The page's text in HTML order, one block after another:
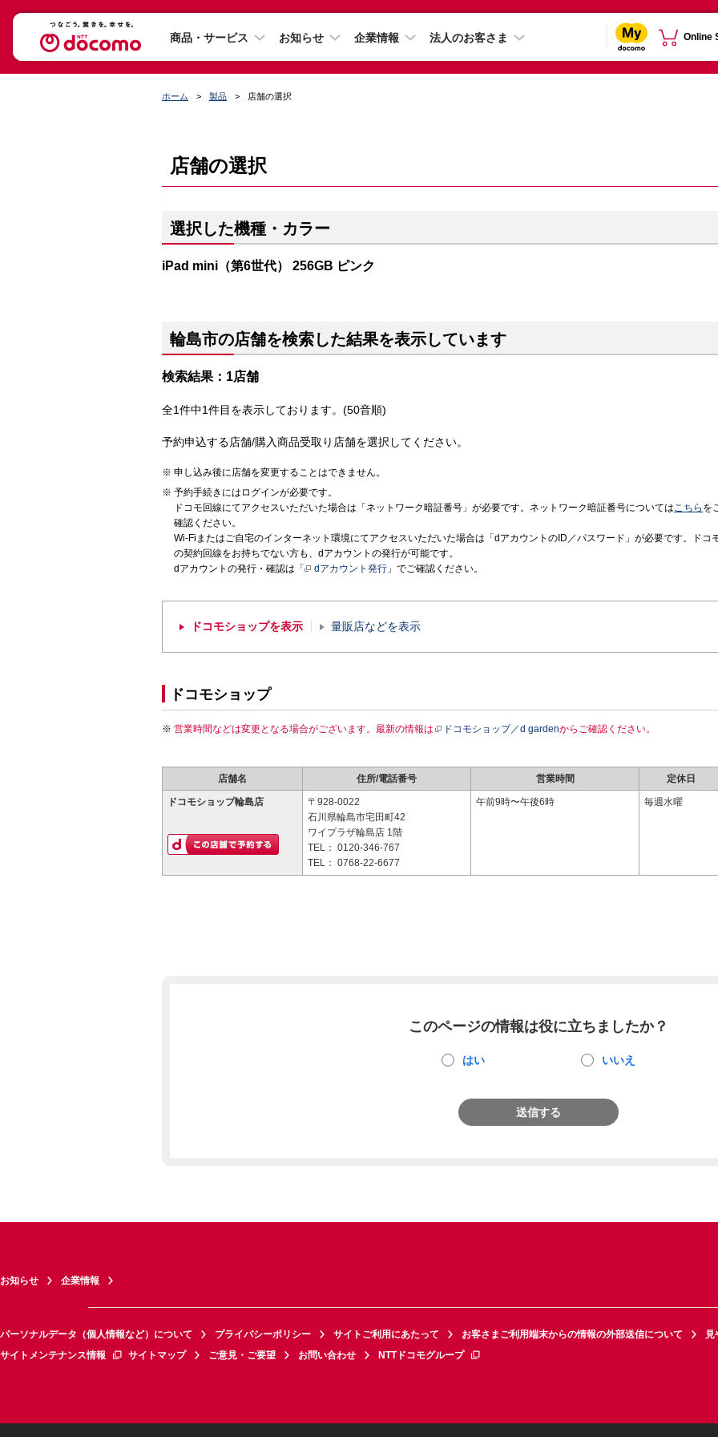
商品・サービス お知らせ 企業情報 法人のお客さま Online
ホーム 製品 店舗の選択
店舗の選択
選択した機種・カラー
iPad mini（第6世代） 256GB ピンク
輪島市の店舗を検索した結果を表示しています
検索結果：1店舗
全1件中1件目を表示しております。(50音順)
予約申込する店舗/購入商品受取り店舗を選択してください。
申し込み後に店舗を変更することはできません。
予約手続きにはログインが必要です。
ドコモ回線にてアクセスいただいた場合は「ネットワーク暗証番号」が必要です。ネットワーク暗証番号についてはこちら を
確認ください。
Wi-Fiまたはご自宅のインターネット環境にてアクセスいただいた場合は「dアカウントのID／パスワード」が必要です。ドコ
の契約回線をお持ちでない方も、dアカウントの発行が可能です。
dアカウントの発行・確認は「
dアカウント発行 」でご確認ください。
ドコモショップを表示 量販店などを表示
ドコモショップ
営業時間などは変更となる場合がございます。最新の情報は ドコモショップ／d gardenからご確認ください。
店舗名 住所/電話番号 営業時間 定休日
ドコモショップ輪島店
〒928-0022
石川県輪島市宅田町42
ワイプラザ輪島店 1階
TEL： 0120-346-767
TEL： 0768-22-6677
午前9時〜午後6時 毎週水曜
このページの情報は役に立ちましたか？
はい いいえ
送信する
お知らせ 企業情報
パーソナルデータ（個人情報など）について プライバシーポリシー サイトご利用にあたって お客さまご利用端末からの情報の外部送信について
見
サイトメンテナンス情報
サイトマップ ご意見・ご要望 お問い合わせ NTTドコモグループ